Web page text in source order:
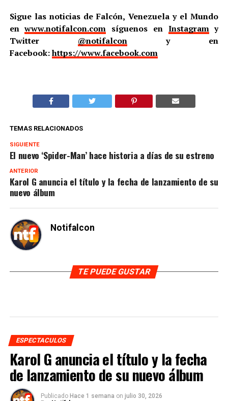
Sigue las noticias de Falcón, Venezuela y el Mundo
enwww.notifalcon.com síguenos en Instagramy
Twitter @notifalcony en
Facebook:https://www.facebook.com
TEMAS RELACIONADOS
SIGUIENTE
El nuevo ‘Spider-Man’ hace historia a días de su estreno
ANTERIOR
Karol G anuncia el título y la fecha de lanzamiento de su
nuevo álbum
Notifalcon
TE PUEDE GUSTAR
ESPECTACULOS
Karol G anuncia el título y la fecha
de lanzamiento de su nuevo álbum
Publicado Hace 1 semana on julio 30, 2026